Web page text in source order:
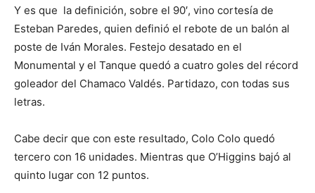
Y es que la definición, sobre el 90′, vino cortesía de
Esteban Paredes, quien definió el rebote de un balón al
poste de Iván Morales. Festejo desatado en el
Monumental y el Tanque quedó a cuatro goles del récord
goleador del Chamaco Valdés. Partidazo, con todas sus
letras.
Cabe decir que con este resultado, Colo Colo quedó
tercero con 16 unidades. Mientras que O’Higgins bajó al
quinto lugar con 12 puntos.